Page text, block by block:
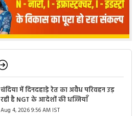
चंदिया में दिनदहाड़े रेत का अवैध परिवहन उड़
रही है NGT के आदेशों की धज्जियाँ
Aug 4, 2026 9:56 AM IST